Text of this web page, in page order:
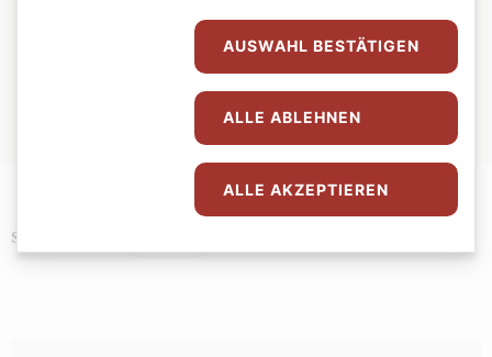
Gott hat einen Plan für uns.
mein Urgrund, mein Halt in schwierigen
Sonntag bedeutet für mich:
In der Gemeinde Messe zu feiern
und mit meiner Familie zusammen zu sein.
Schlagwörter
AUSWAHL BESTÄTIGEN
ALLE ABLEHNEN
ALLE AKZEPTIEREN